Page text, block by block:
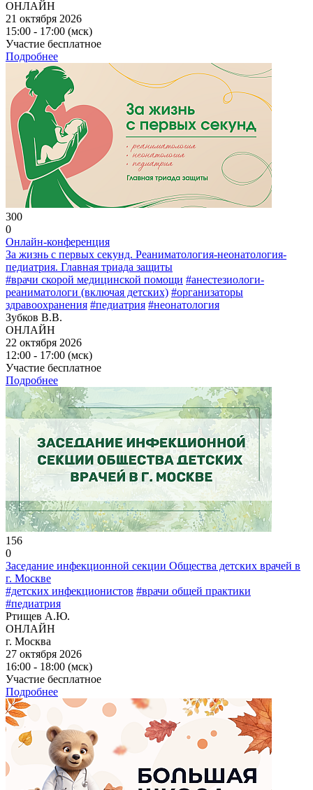
ОНЛАЙН
21 октября 2026
15:00 - 17:00 (мск)
Участие бесплатное
Подробнее
300
0
Онлайн-конференция
За жизнь с первых секунд. Реаниматология-неонатология-
педиатрия. Главная триада защиты
#врачи скорой медицинской помощи #анестезиологи-
реаниматологи (включая детских) #организаторы
здравоохранения #педиатрия #неонатология
Зубков В.В.
ОНЛАЙН
22 октября 2026
12:00 - 17:00 (мск)
Участие бесплатное
Подробнее
156
0
Заседание инфекционной секции Общества детских врачей в
г. Москве
#детских инфекционистов #врачи общей практики
#педиатрия
Ртищев А.Ю.
ОНЛАЙН
г. Москва
27 октября 2026
16:00 - 18:00 (мск)
Участие бесплатное
Подробнее